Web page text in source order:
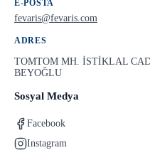
E-POSTA
fevaris@fevaris.com
ADRES
TOMTOM MH. İSTİKLAL
BEYOĞLU
Sosyal Medya
Facebook
Instagram